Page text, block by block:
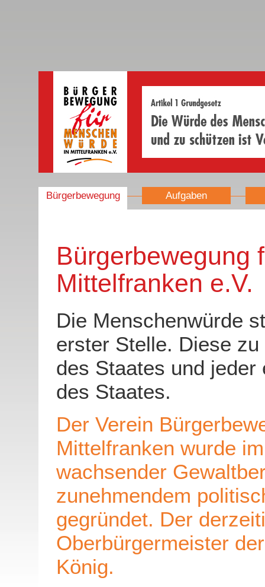
Bürgerbewegung Aufgaben
Bürgerbewegung
Mittelfranken e.V.
Die Menschenwürde
erster Stelle. Diese
des Staates und jeder
des Staates.
Der Verein
Mittelfranken wurde
wachsender
zunehmendem
gegründet. Der
Oberbürgermeister
König.